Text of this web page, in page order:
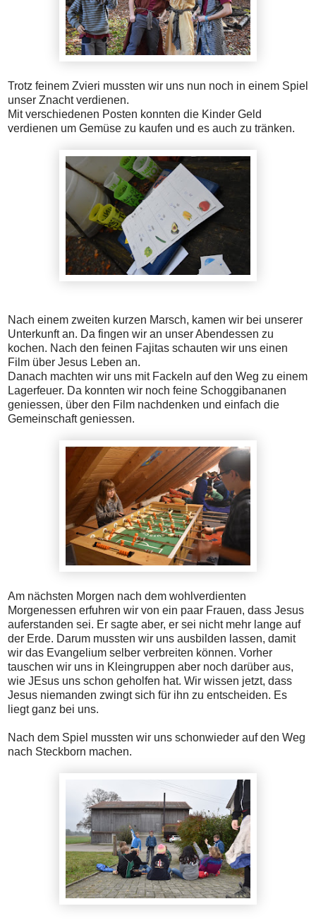
Trotz feinem Zvieri mussten wir uns nun noch in einem Spiel
unser Znacht verdienen.
Mit verschiedenen Posten konnten die Kinder Geld
verdienen um Gemüse zu kaufen und es auch zu tränken.
Nach einem zweiten kurzen Marsch, kamen wir bei unserer
Unterkunft an. Da fingen wir an unser Abendessen zu
kochen. Nach den feinen Fajitas schauten wir uns einen
Film über Jesus Leben an.
Danach machten wir uns mit Fackeln auf den Weg zu einem
Lagerfeuer. Da konnten wir noch feine Schoggibananen
geniessen, über den Film nachdenken und einfach die
Gemeinschaft geniessen.
Am nächsten Morgen nach dem wohlverdienten
Morgenessen erfuhren wir von ein paar Frauen, dass Jesus
auferstanden sei. Er sagte aber, er sei nicht mehr lange auf
der Erde. Darum mussten wir uns ausbilden lassen, damit
wir das Evangelium selber verbreiten können. Vorher
tauschen wir uns in Kleingruppen aber noch darüber aus,
wie JEsus uns schon geholfen hat. Wir wissen jetzt, dass
Jesus niemanden zwingt sich für ihn zu entscheiden. Es
liegt ganz bei uns.
Nach dem Spiel mussten wir uns schonwieder auf den Weg
nach Steckborn machen.